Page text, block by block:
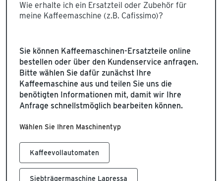
Wie erhalte ich ein Ersatzteil oder Zubehör für
meine Kaffeemaschine (z.B. Cafissimo)?
Sie können Kaffeemaschinen-Ersatzteile online
bestellen oder über den Kundenservice anfragen.
Bitte wählen Sie dafür zunächst Ihre
Kaffeemaschine aus und teilen Sie uns die
benötigten Informationen mit, damit wir Ihre
Anfrage schnellstmöglich bearbeiten können.
Wählen Sie Ihren Maschinentyp
Kaffeevollautomaten
Siebträgermaschine Lapressa